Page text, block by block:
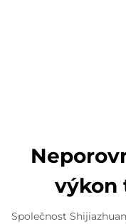
výkon
Společnost